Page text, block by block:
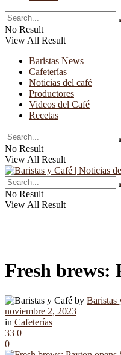
No Result
View All Result
Baristas News
Cafeterías
Noticias del café
Productores
Videos del Café
Recetas
No Result
View All Result
No Result
View All Result
Fresh brews:
by Baristas
noviembre 2, 2023
in Cafeterías
33 0
0